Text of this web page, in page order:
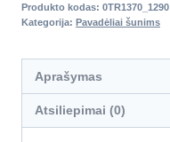
Produkto kodas: 0TR1370_1290
Kategorija: Pavadėliai šunims
Aprašymas
Atsiliepimai (0)